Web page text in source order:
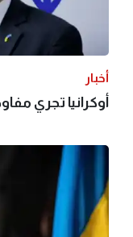
أخبار
أوكرانيا تجري